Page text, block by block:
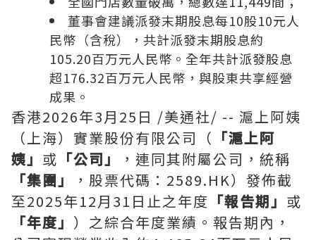
董事會建議派發末期股息每10股10元人
民幣（含稅），共計派發末期股息約
105.20百万元人民幣。全年共計派發股息
超176.32百万元人民幣，與股東共享經營
成果。
香港2026年3月25日 /美通社/ -- 滬上阿姨
（上海）實業股份有限公司（ 「滬上阿
姨」 或 「公司」
，連同其附屬公司，統稱
「集團」
，股票代碼：2589.HK）發佈截
至2025年12月31日止之年度 「報告期」 或
「年度」 ）之綜合年度業績。報告期內，